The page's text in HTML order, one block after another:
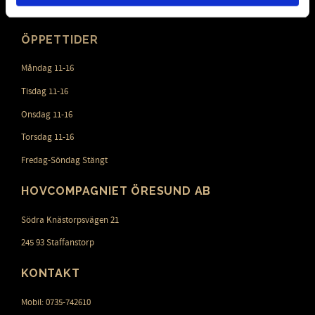
Blogg
ÖPPETTIDER
Måndag 11-16
Tisdag 11-16
Onsdag 11-16
Torsdag 11-16
Fredag-Söndag Stängt
HOVCOMPAGNIET ÖRESUND AB
Södra Knästorpsvägen 21
245 93 Staffanstorp
KONTAKT
Mobil: 0735-742610